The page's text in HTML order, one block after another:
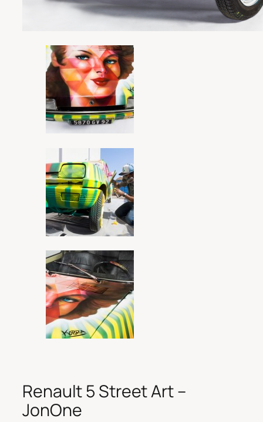
Renault 5 Street Art –
JonOne